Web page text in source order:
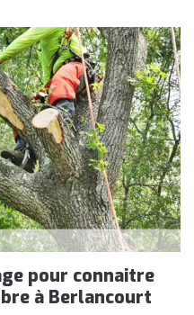
pour connaitre
à Berlancourt